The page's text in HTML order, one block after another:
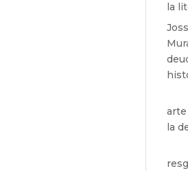
la
arte
la